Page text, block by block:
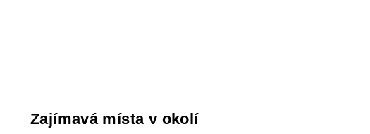
Zajímavá místa v okolí